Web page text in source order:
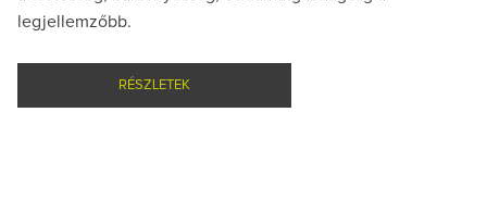
legjellemzőbb.
RÉSZLETEK